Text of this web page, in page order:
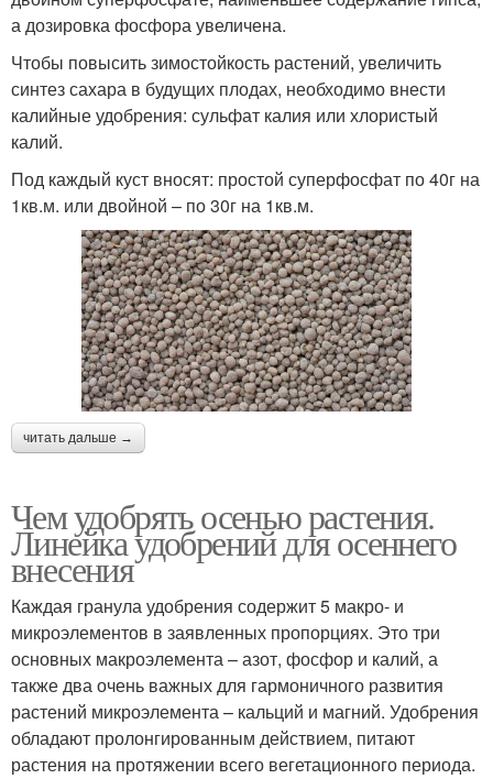
а дозировка фосфора увеличена.
Чтобы повысить зимостойкость растений, увеличить
синтез сахара в будущих плодах, необходимо внести
калийные удобрения: сульфат калия или хлористый
калий.
Под каждый куст вносят: простой суперфосфат по 40г на
1кв.м. или двойной – по 30г на 1кв.м.
читать дальше →
Чем удобрять осенью растения.
Линейка удобрений для осеннего
внесения
Каждая гранула удобрения содержит 5 макро- и
микроэлементов в заявленных пропорциях. Это три
основных макроэлемента – азот, фосфор и калий, а
также два очень важных для гармоничного развития
растений микроэлемента – кальций и магний. Удобрения
обладают пролонгированным действием, питают
растения на протяжении всего вегетационного периода.